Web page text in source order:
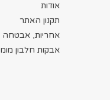
אודות
תקנון האתר
אחריות, אבטחה
אבקות חלבון